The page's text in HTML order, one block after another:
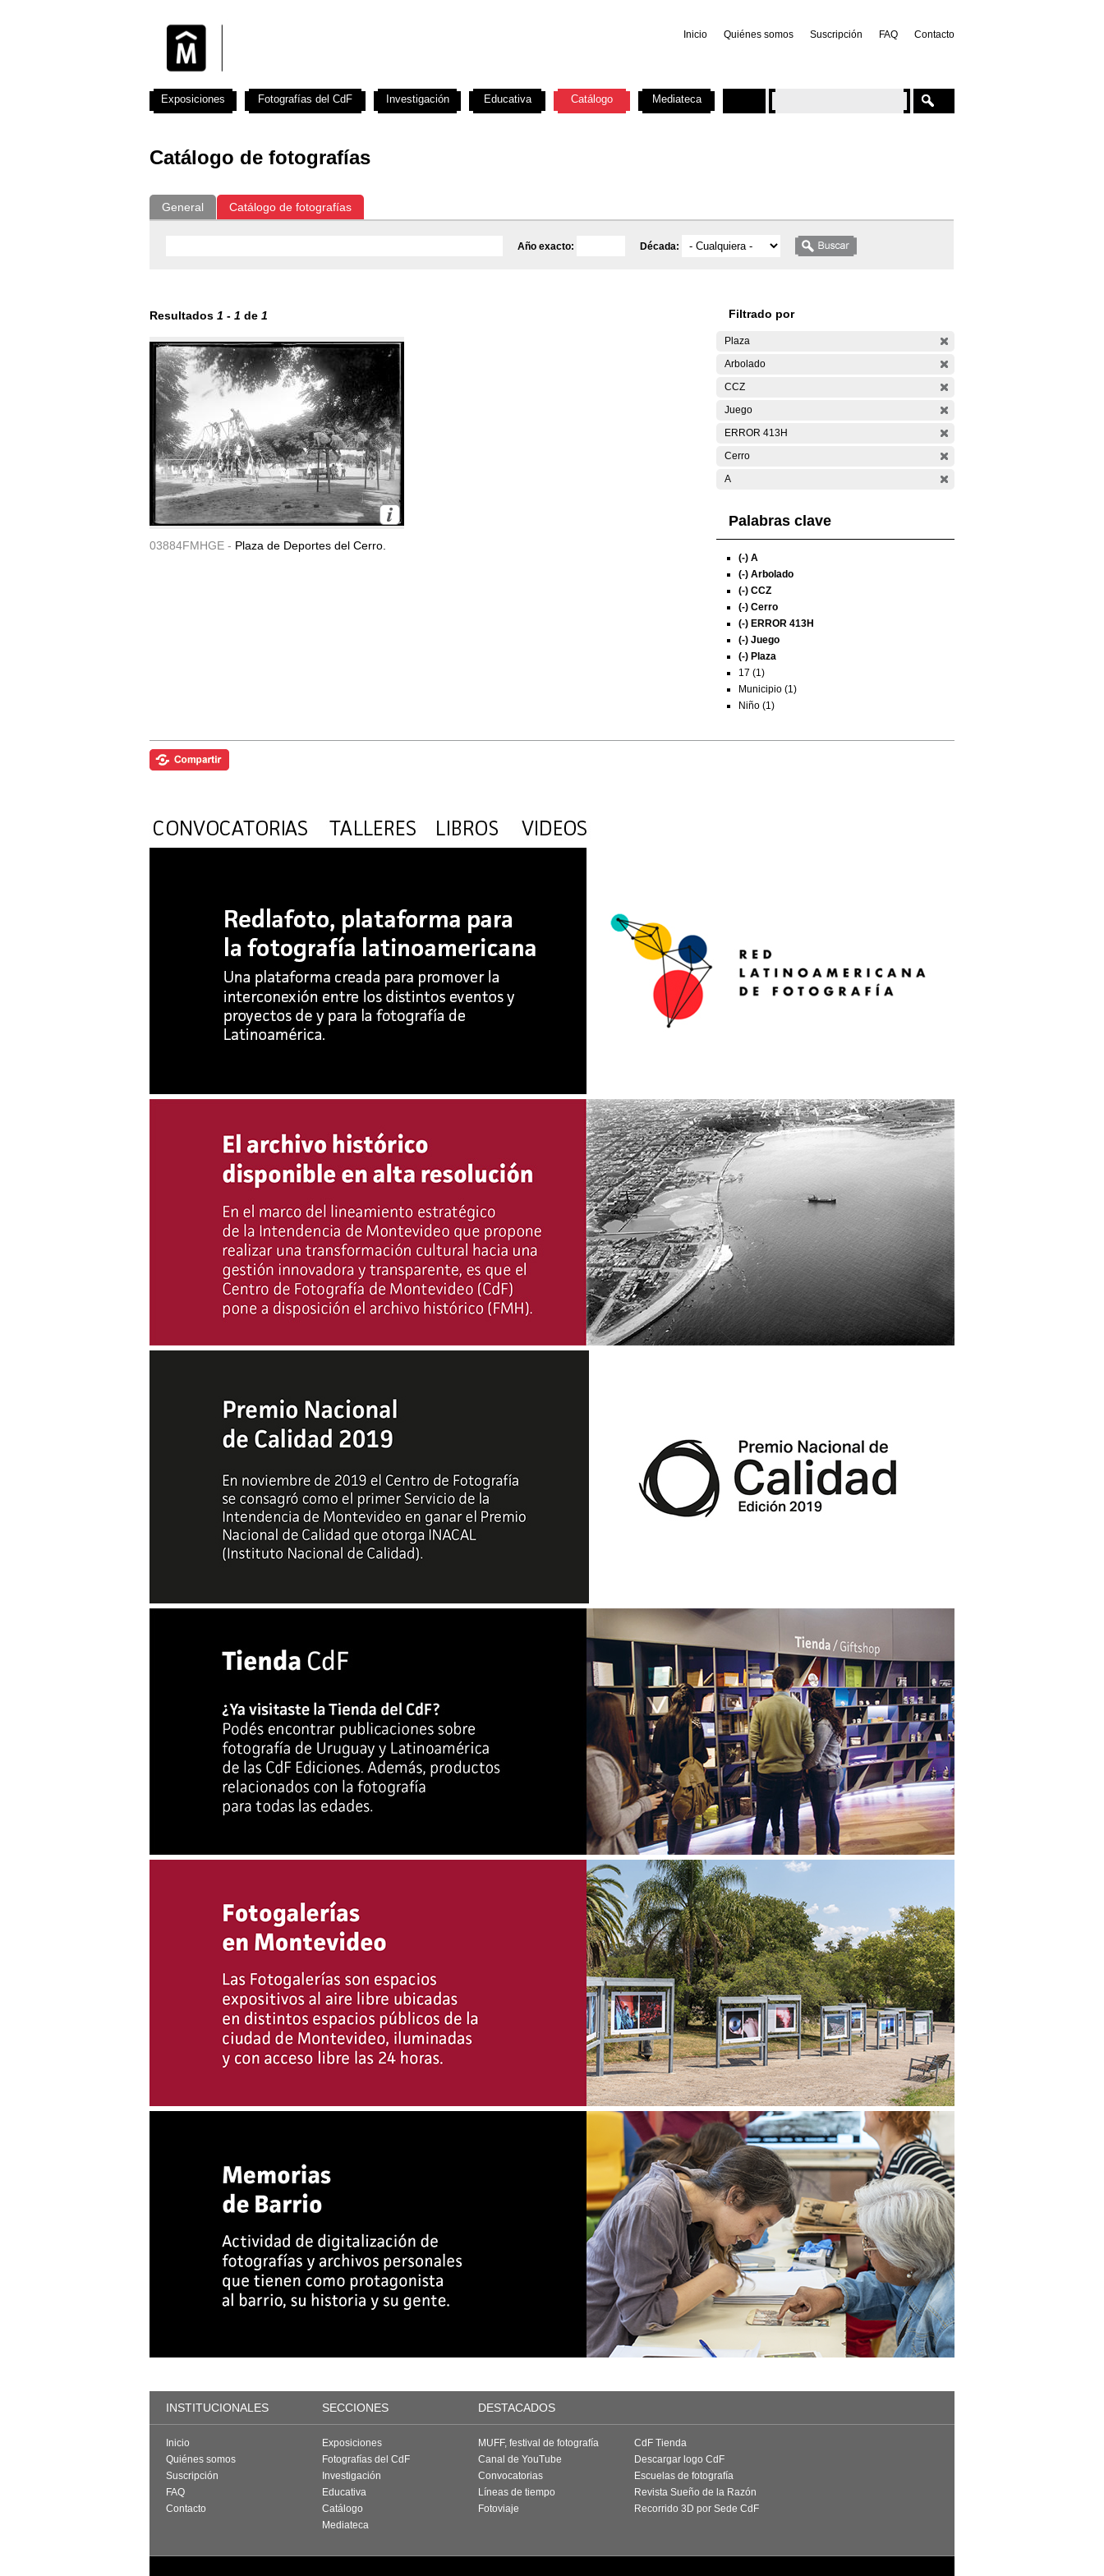
Inicio Quiénes somos Suscripción FAQ Contacto
Catálogo de fotografías
General Catálogo de fotografías
Año exacto: Década:
Resultados 1 - 1 de 1
03884FMHGE - Plaza de Deportes del Cerro.
Filtrado por
Plaza
Arbolado
CCZ
Juego
ERROR 413H
Cerro
A
Palabras clave
(-) A
(-) Arbolado
(-) CCZ
(-) Cerro
(-) ERROR 413H
(-) Juego
(-) Plaza
17 (1)
Municipio (1)
Niño (1)
Exposiciones Fotografías del CdF Investigación Educativa Catálogo Mediateca
INSTITUCIONALES SECCIONES DESTACADOS
Inicio
Quiénes somos
Suscripción
FAQ
Contacto
Exposiciones
Fotografías del CdF
Investigación
Educativa
Catálogo
Mediateca
MUFF, festival de fotografía
Canal de YouTube
Convocatorias
Líneas de tiempo
Fotoviaje
CdF Tienda
Descargar logo CdF
Escuelas de fotografía
Revista Sueño de la Razón
Recorrido 3D por Sede CdF